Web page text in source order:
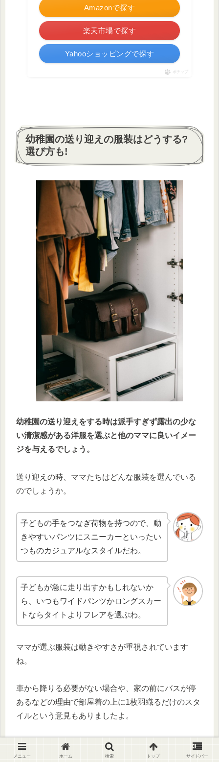
Amazonで探す
楽天市場で探す
Yahooショッピングで探す
ポチップ
幼稚園の送り迎えの服装はどうする?
選び方も!
幼稚園の送り迎えをする時は派手すぎず露出の少な
い清潔感がある洋服を選ぶと他のママに良いイメー
ジを与えるでしょう。
送り迎えの時、ママたちはどんな服装を選んでいる
のでしょうか。
子どもの手をつなぎ荷物を持つので、動
きやすいパンツにスニーカーといったい
つものカジュアルなスタイルだわ。
子どもが急に走り出すかもしれないか
ら、いつもワイドパンツかロングスカー
トならタイトよりフレアを選ぶわ。
ママが選ぶ服装は動きやすさが重視されています
ね。
車から降りる必要がない場合や、家の前にバスが停
あるなどの理由で部屋着の上に1枚羽織るだけのスタ
イルという意見もありましたよ。
幼稚園の送り迎えの服装選びのポイントは以下のよ
うになります。
メニュー ホーム 検索 トップ サイドバー